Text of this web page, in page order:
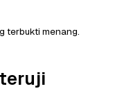
terbukti menang.